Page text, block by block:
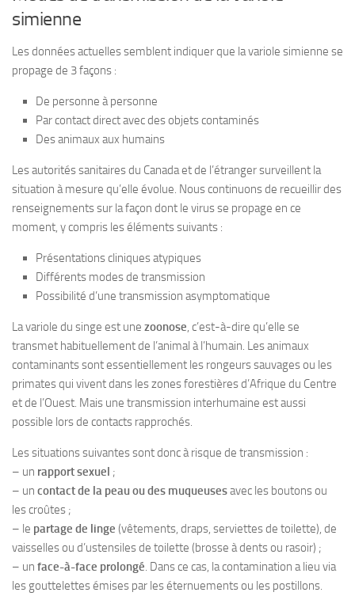
simienne
Les données actuelles semblent indiquer que la variole simienne se
propage de 3 façons :
De personne à personne
Par contact direct avec des objets contaminés
Des animaux aux humains
Les autorités sanitaires du Canada et de l’étranger surveillent la
situation à mesure qu’elle évolue. Nous continuons de recueillir des
renseignements sur la façon dont le virus se propage en ce
moment, y compris les éléments suivants :
Présentations cliniques atypiques
Différents modes de transmission
Possibilité d’une transmission asymptomatique
La variole du singe est une zoonose, c’est-à-dire qu’elle se
transmet habituellement de l’animal à l’humain. Les animaux
contaminants sont essentiellement les rongeurs sauvages ou les
primates qui vivent dans les zones forestières d’Afrique du Centre
et de l’Ouest. Mais une transmission interhumaine est aussi
possible lors de contacts rapprochés.
Les situations suivantes sont donc à risque de transmission :
– un rapport sexuel ;
– un contact de la peau ou des muqueusesavec les boutons ou
les croûtes ;
– le partage de linge (vêtements, draps, serviettes de toilette), de
vaisselles ou d’ustensiles de toilette (brosse à dents ou rasoir) ;
– un face-à-face prolongé. Dans ce cas, la contamination a lieu via
les gouttelettes émises par les éternuements ou les postillons.